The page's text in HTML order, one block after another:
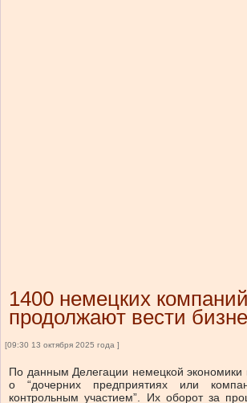
1400 немецких компаний
продолжают вести
[09:30 13 октября 2025 года ]
По данным Делегации немецкой экономики
о “дочерних предприятиях или
контрольным участием”. Их оборот за